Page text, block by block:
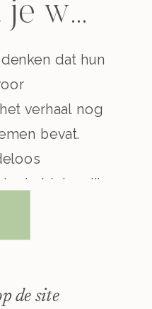
Hoe weet je welke hulp je nodig hebt als schrijver?
dat hun
verhaal nog
bevat.
terwijl
bij
de site